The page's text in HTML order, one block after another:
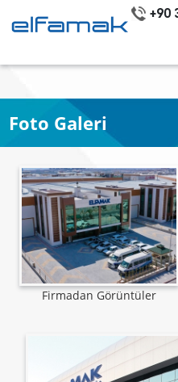
+90
Foto Galeri
Firmadan Görüntüler